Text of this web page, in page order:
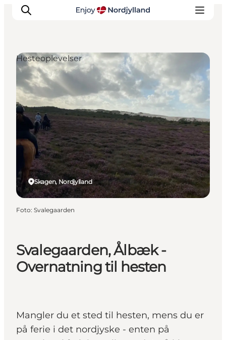
Oplevelser og aktiviteter
Planlæg din tur
Byer og steder
Guides
Det sker
For børn
Svalegaarden, Ålbæk -
Overnatning til hesten
Mangler du et sted til hesten, mens du er
på ferie i det nordjyske - enten på
Skagen, Nordjylland
Hesteoplevelser
Foto: Svalegaarden